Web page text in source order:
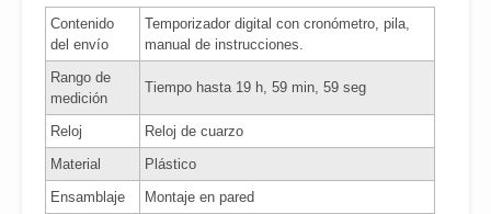
Contenido
del envío
Temporizador digital con cronómetro, pila,
manual de instrucciones.
Rango de
medición
Tiempo hasta 19 h, 59 min, 59 seg
Reloj
Reloj de cuarzo
Material
Plástico
Ensamblaje
Montaje en pared